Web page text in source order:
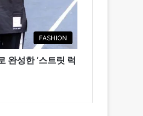
FASHION
완성한 ‘스트릿 럭